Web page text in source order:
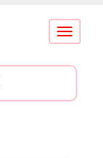
Conmutar